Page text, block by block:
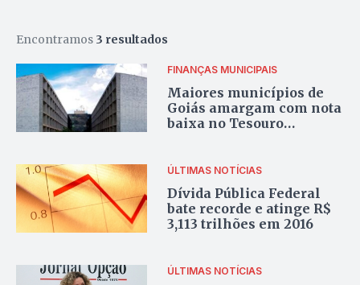
Encontramos 3 resultados
FINANÇAS MUNICIPAIS
Maiores municípios de
Goiás amargam com nota
baixa no Tesouro
ÚLTIMAS NOTÍCIAS
Dívida Pública Federal
bate recorde e atinge R$
3,113 trilhões em 2016
ÚLTIMAS NOTÍCIAS